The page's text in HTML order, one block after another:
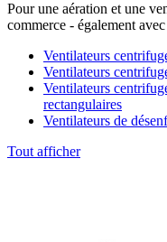
Pour une aération et une
commerce - également
Ventilateurs
Ventilateurs
Ventilateurs
rectangulaires
Ventilateurs de
Tout afficher